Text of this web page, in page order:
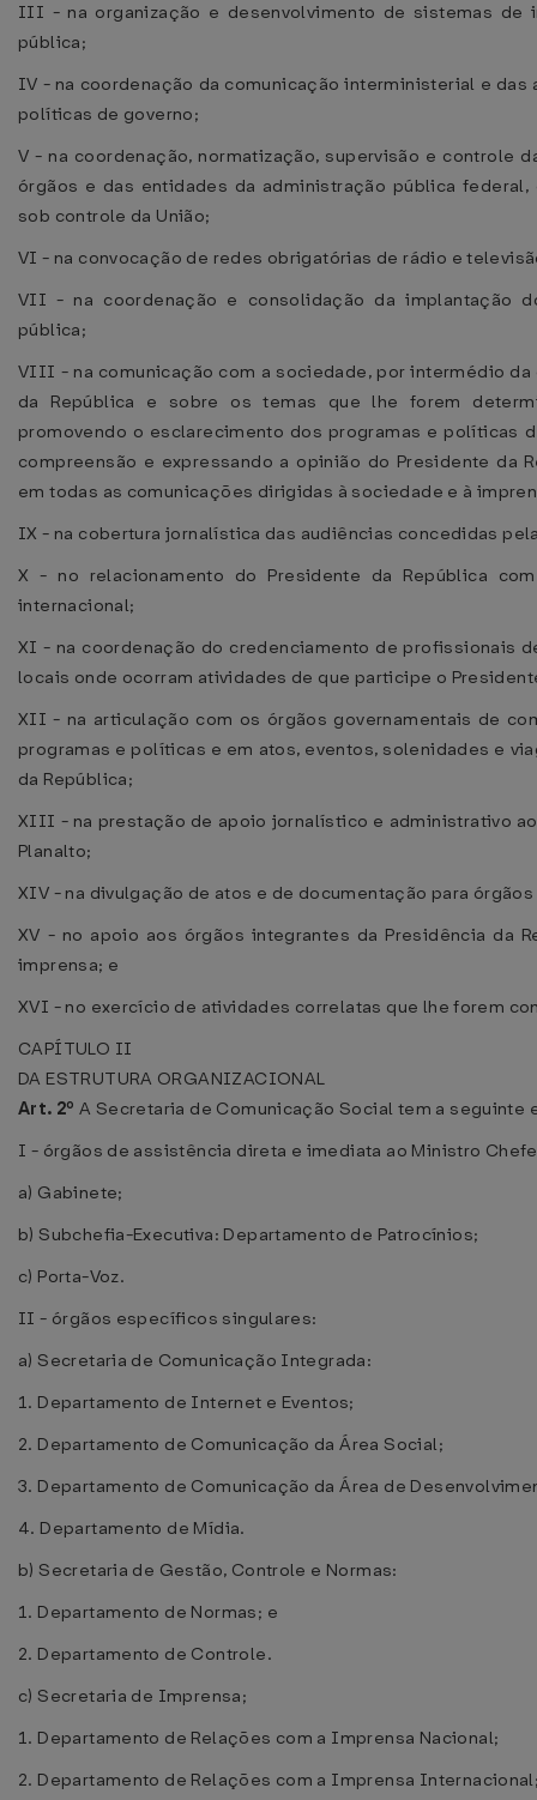
III - na organização e desenvolvimento de sistemas de
pública;
IV - na coordenação da comunicação interministerial e
políticas de governo;
V - na coordenação, normatização, supervisão e controle
órgãos e das entidades da administração pública
sob controle da União;
VI - na convocação de redes obrigatórias de rádio e
VII - na coordenação e consolidação da implantação
pública;
VIII - na comunicação com a sociedade, por intermédio
da República e sobre os temas que lhe forem
promovendo o esclarecimento dos programas e políticas
compreensão e expressando a opinião do Presidente da
em todas as comunicações dirigidas à sociedade e à
IX - na cobertura jornalística das audiências concedidas
X - no relacionamento do Presidente da República
internacional;
XI - na coordenação do credenciamento de profissionais
locais onde ocorram atividades de que participe o
XII - na articulação com os órgãos governamentais de
programas e políticas e em atos, eventos, solenidades e
da República;
XIII - na prestação de apoio jornalístico e administrativo
Planalto;
XIV - na divulgação de atos e de documentação para
XV - no apoio aos órgãos integrantes da Presidência da
imprensa; e
XVI - no exercício de atividades correlatas que lhe forem
CAPÍTULO II
DA ESTRUTURA ORGANIZACIONAL
Art. 2ºA Secretaria de Comunicação Social tem a seguinte
I - órgãos de assistência direta e imediata ao Ministro
a) Gabinete;
b) Subchefia-Executiva: Departamento de Patrocínios;
c) Porta-Voz.
II - órgãos específicos singulares:
a) Secretaria de Comunicação Integrada:
1. Departamento de Internet e Eventos;
2. Departamento de Comunicação da Área Social;
3. Departamento de Comunicação da Área de
4. Departamento de Mídia.
b) Secretaria de Gestão, Controle e Normas:
1. Departamento de Normas; e
2. Departamento de Controle.
c) Secretaria de Imprensa;
1. Departamento de Relações com a Imprensa Nacional;
2. Departamento de Relações com a Imprensa